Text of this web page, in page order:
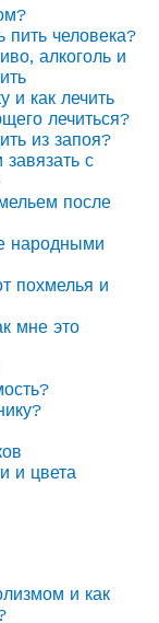
пить человека?
алкоголь и
и как лечить
лечиться?
из запоя?
завязать с
после
народными
похмелья и
мне это
и цвета
и как